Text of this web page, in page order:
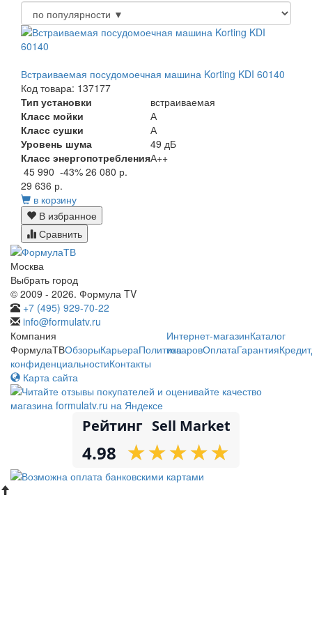
Встраиваемая посудомоечная машина Korting KDI 60140
Код товара: 137177
Тип установки
встраиваемая
Класс мойки
А
Класс сушки
А
Уровень шума
49 дБ
Класс энергопотребленияА++
45 990 -43% 26 080 р.
29 636 р.
в корзину
В избранное
Сравнить
Москва
Выбрать город
© 2009 - 2026. Формула TV
+7 (495) 929-70-22
info@formulatv.ru
Компания
ФормулаТВОбзорыКарьераПолитика
конфиденциальностиКонтакты
Интернет-магазинКаталог
товаровОплатаГарантияКредит
Карта сайта
Рейтинг Sell Market
4.98 ★
★★
★★
★★
★★
★